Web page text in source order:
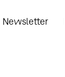
Newsletter